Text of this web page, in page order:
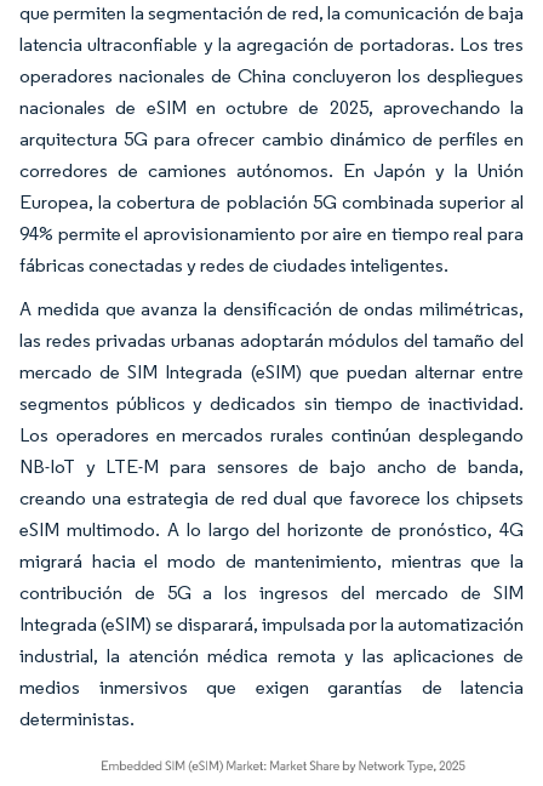
que permiten la segmentación de red, la comunicación de baja
latencia ultraconfiable y la agregación de portadoras. Los tres
operadores nacionales de China concluyeron los despliegues
nacionales de eSIM en octubre de 2025, aprovechando la
arquitectura 5G para ofrecer cambio dinámico de perfiles en
corredores de camiones autónomos. En Japón y la Unión
Europea, la cobertura de población 5G combinada superior al
94% permite el aprovisionamiento por aire en tiempo real para
fábricas conectadas y redes de ciudades inteligentes.
A medida que avanza la densificación de ondas milimétricas,
las redes privadas urbanas adoptarán módulos del tamaño del
mercado de SIM Integrada (eSIM) que puedan alternar entre
segmentos públicos y dedicados sin tiempo de inactividad.
Los operadores en mercados rurales continúan desplegando
NB-IoT y LTE-M para sensores de bajo ancho de banda,
creando una estrategia de red dual que favorece los chipsets
eSIM multimodo. A lo largo del horizonte de pronóstico, 4G
migrará hacia el modo de mantenimiento, mientras que la
contribución de 5G a los ingresos del mercado de SIM
Integrada (eSIM) se disparará, impulsada por la automatización
industrial, la atención médica remota y las aplicaciones de
medios inmersivos que exigen garantías de latencia
deterministas.